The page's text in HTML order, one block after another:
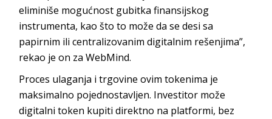
eliminiše mogućnost gubitka finansijskog
instrumenta, kao što to može da se desi sa
papirnim ili centralizovanim digitalnim rešenjima”,
rekao je on za WebMind.
Proces ulaganja i trgovine ovim tokenima je
maksimalno pojednostavljen. Investitor može
digitalni token kupiti direktno na platformi, bez